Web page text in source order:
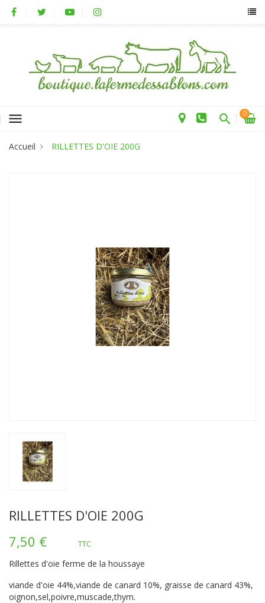
menu 0
Accueil RILLETTES D'OIE 200G
RILLETTES D'OIE 200G
7,50 €
TTC
Rillettes d'oie ferme de la houssaye
viande d'oie 44%,viande de canard 10%, graisse de canard 43%,
oignon,sel,poivre,muscade,thym.